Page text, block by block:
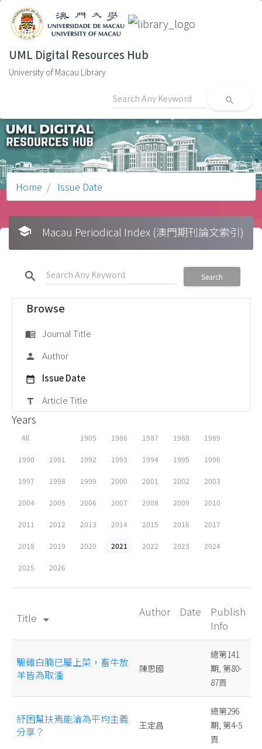
UML Digital Resources Hub
University of Macau Library
search
Home Issue Date
school Macau Periodical Index (澳門期刊論文索引)
search Search
Browse
menu_book Journal Title
person Author
date_range Issue Date
title Article Title
Years
All 1905 1986 1987 1988 1989
1990 1991 1992 1993 1994 1995 1996
1997 1998 1999 2000 2001 2002 2003
2004 2005 2006 2007 2008 2009 2010
2011 2012 2013 2014 2015 2016 2017
2018 2019 2020 2021 2022 2023 2024
2025 2026
Title arrow_drop_down
Author Date
Publish
Info
騸雞白腩已屬上菜，畜牛放
羊皆為取湩
陳思國
總第141
期, 第80-
87頁
紓困幫扶焉能淪為平均主義
分享？
王定昌
總第296
期, 第4-5
頁